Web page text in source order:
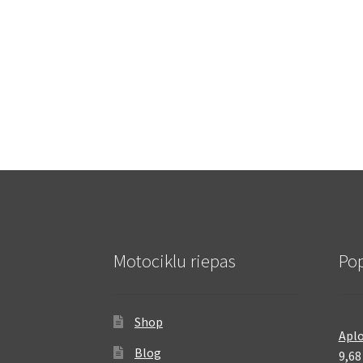
Motociklu riepas
Shop
Blog
9,68